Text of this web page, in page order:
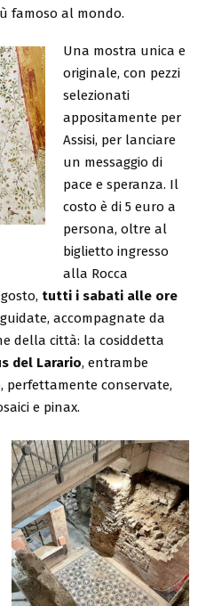
famoso al mondo.
Una mostra unica e
originale, con pezzi
selezionati
appositamente per
Assisi, per lanciare
un messaggio di
pace e speranza. Il
costo è di 5 euro a
persona, oltre al
biglietto ingresso
alla Rocca
tutti i sabati alle ore
accompagnate da
della città: la cosiddetta
del Larario, entrambe
perfettamente conservate,
e pinax.